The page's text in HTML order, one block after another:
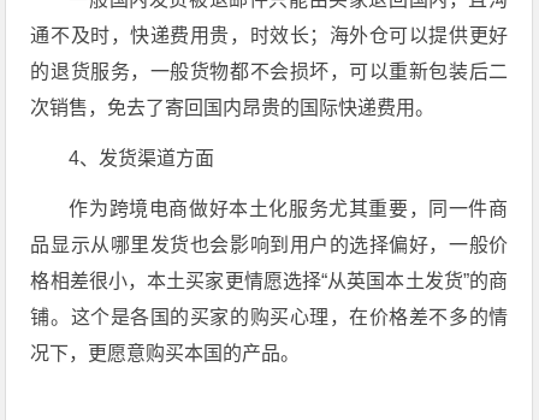
通不及时，快递费用贵，时效长；海外仓可以提供更好
的退货服务，一般货物都不会损坏，可以重新包装后二
次销售，免去了寄回国内昂贵的国际快递费用。
4、发货渠道方面
作为跨境电商做好本土化服务尤其重要，同一件商
品显示从哪里发货也会影响到用户的选择偏好，一般价
格相差很小，本土买家更情愿选择“从英国本土发货”的商
铺。这个是各国的买家的购买心理，在价格差不多的情
况下，更愿意购买本国的产品。